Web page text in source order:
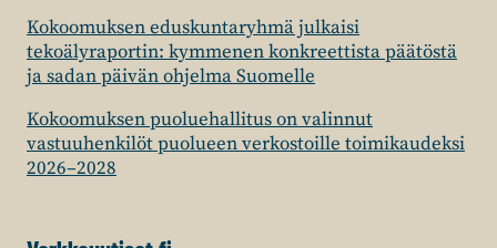
Kokoomuksen eduskuntaryhmä julkaisi
tekoälyraportin: kymmenen konkreettista päätöstä
ja sadan päivän ohjelma Suomelle
Kokoomuksen puoluehallitus on valinnut
vastuuhenkilöt puolueen verkostoille toimikaudeksi
2026–2028